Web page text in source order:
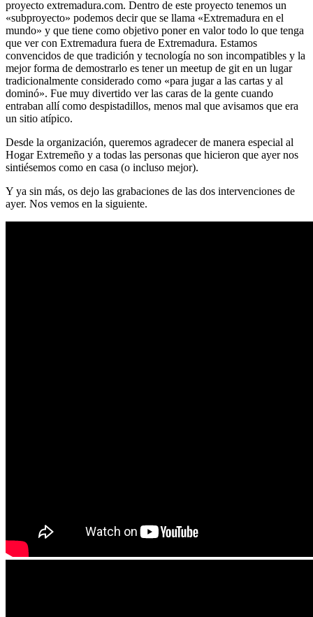
proyecto extremadura.com. Dentro de este proyecto tenemos un
«subproyecto» podemos decir que se llama «Extremadura en el
mundo» y que tiene como objetivo poner en valor todo lo que tenga
que ver con Extremadura fuera de Extremadura. Estamos
convencidos de que tradición y tecnología no son incompatibles y la
mejor forma de demostrarlo es tener un meetup de git en un lugar
tradicionalmente considerado como «para jugar a las cartas y al
dominó». Fue muy divertido ver las caras de la gente cuando
entraban allí como despistadillos, menos mal que avisamos que era
un sitio atípico.
Desde la organización, queremos agradecer de manera especial al
Hogar Extremeño y a todas las personas que hicieron que ayer nos
sintiésemos como en casa (o incluso mejor).
Y ya sin más, os dejo las grabaciones de las dos intervenciones de
ayer. Nos vemos en la siguiente.